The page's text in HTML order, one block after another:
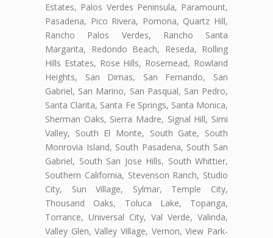
Estates, Palos Verdes Peninsula, Paramount,
Pasadena, Pico Rivera, Pomona, Quartz Hill,
Rancho Palos Verdes, Rancho Santa
Margarita, Redondo Beach, Reseda, Rolling
Hills Estates, Rose Hills, Rosemead, Rowland
Heights, San Dimas, San Fernando, San
Gabriel, San Marino, San Pasqual, San Pedro,
Santa Clarita, Santa Fe Springs, Santa Monica,
Sherman Oaks, Sierra Madre, Signal Hill, Simi
Valley, South El Monte, South Gate, South
Monrovia Island, South Pasadena, South San
Gabriel, South San Jose Hills, South Whittier,
Southern California, Stevenson Ranch, Studio
City, Sun Village, Sylmar, Temple City,
Thousand Oaks, Toluca Lake, Topanga,
Torrance, Universal City, Val Verde, Valinda,
Valley Glen, Valley Village, Vernon, View Park-